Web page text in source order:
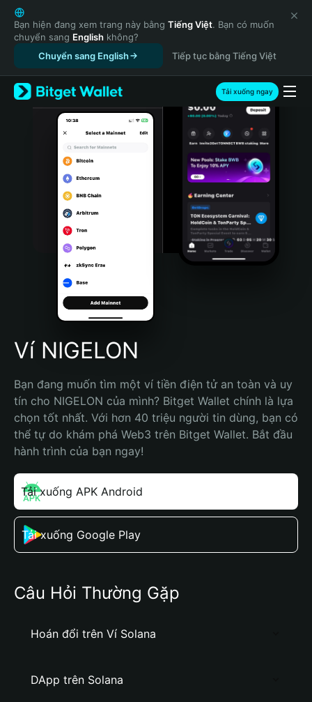
English
日本語
Tiếng Việt
Русский
Español (Latinoamérica)
Türkçe
Italiano
Português (Portugal)
Bahasa Indonesia
Português (Brasil)
Español (Argentina)
Bạn hiện đang xem trang này bằng Tiếng Việt. Bạn có muốn
chuyển sang English không?
Chuyển sang English
Tiếp tục bằng Tiếng Việt
Tải xuống ngay
Ví NIGELON
Bạn đang muốn tìm một ví tiền điện tử an toàn và uy
tín cho NIGELON của mình? Bitget Wallet chính là lựa
chọn tốt nhất. Với hơn 40 triệu người tin dùng, bạn có
thể tự do khám phá Web3 trên Bitget Wallet. Bắt đầu
hành trình của bạn ngay!
Tải xuống APK Android
Tải xuống Google Play
Câu Hỏi Thường Gặp
Hoán đổi trên Ví Solana
DApp trên Solana